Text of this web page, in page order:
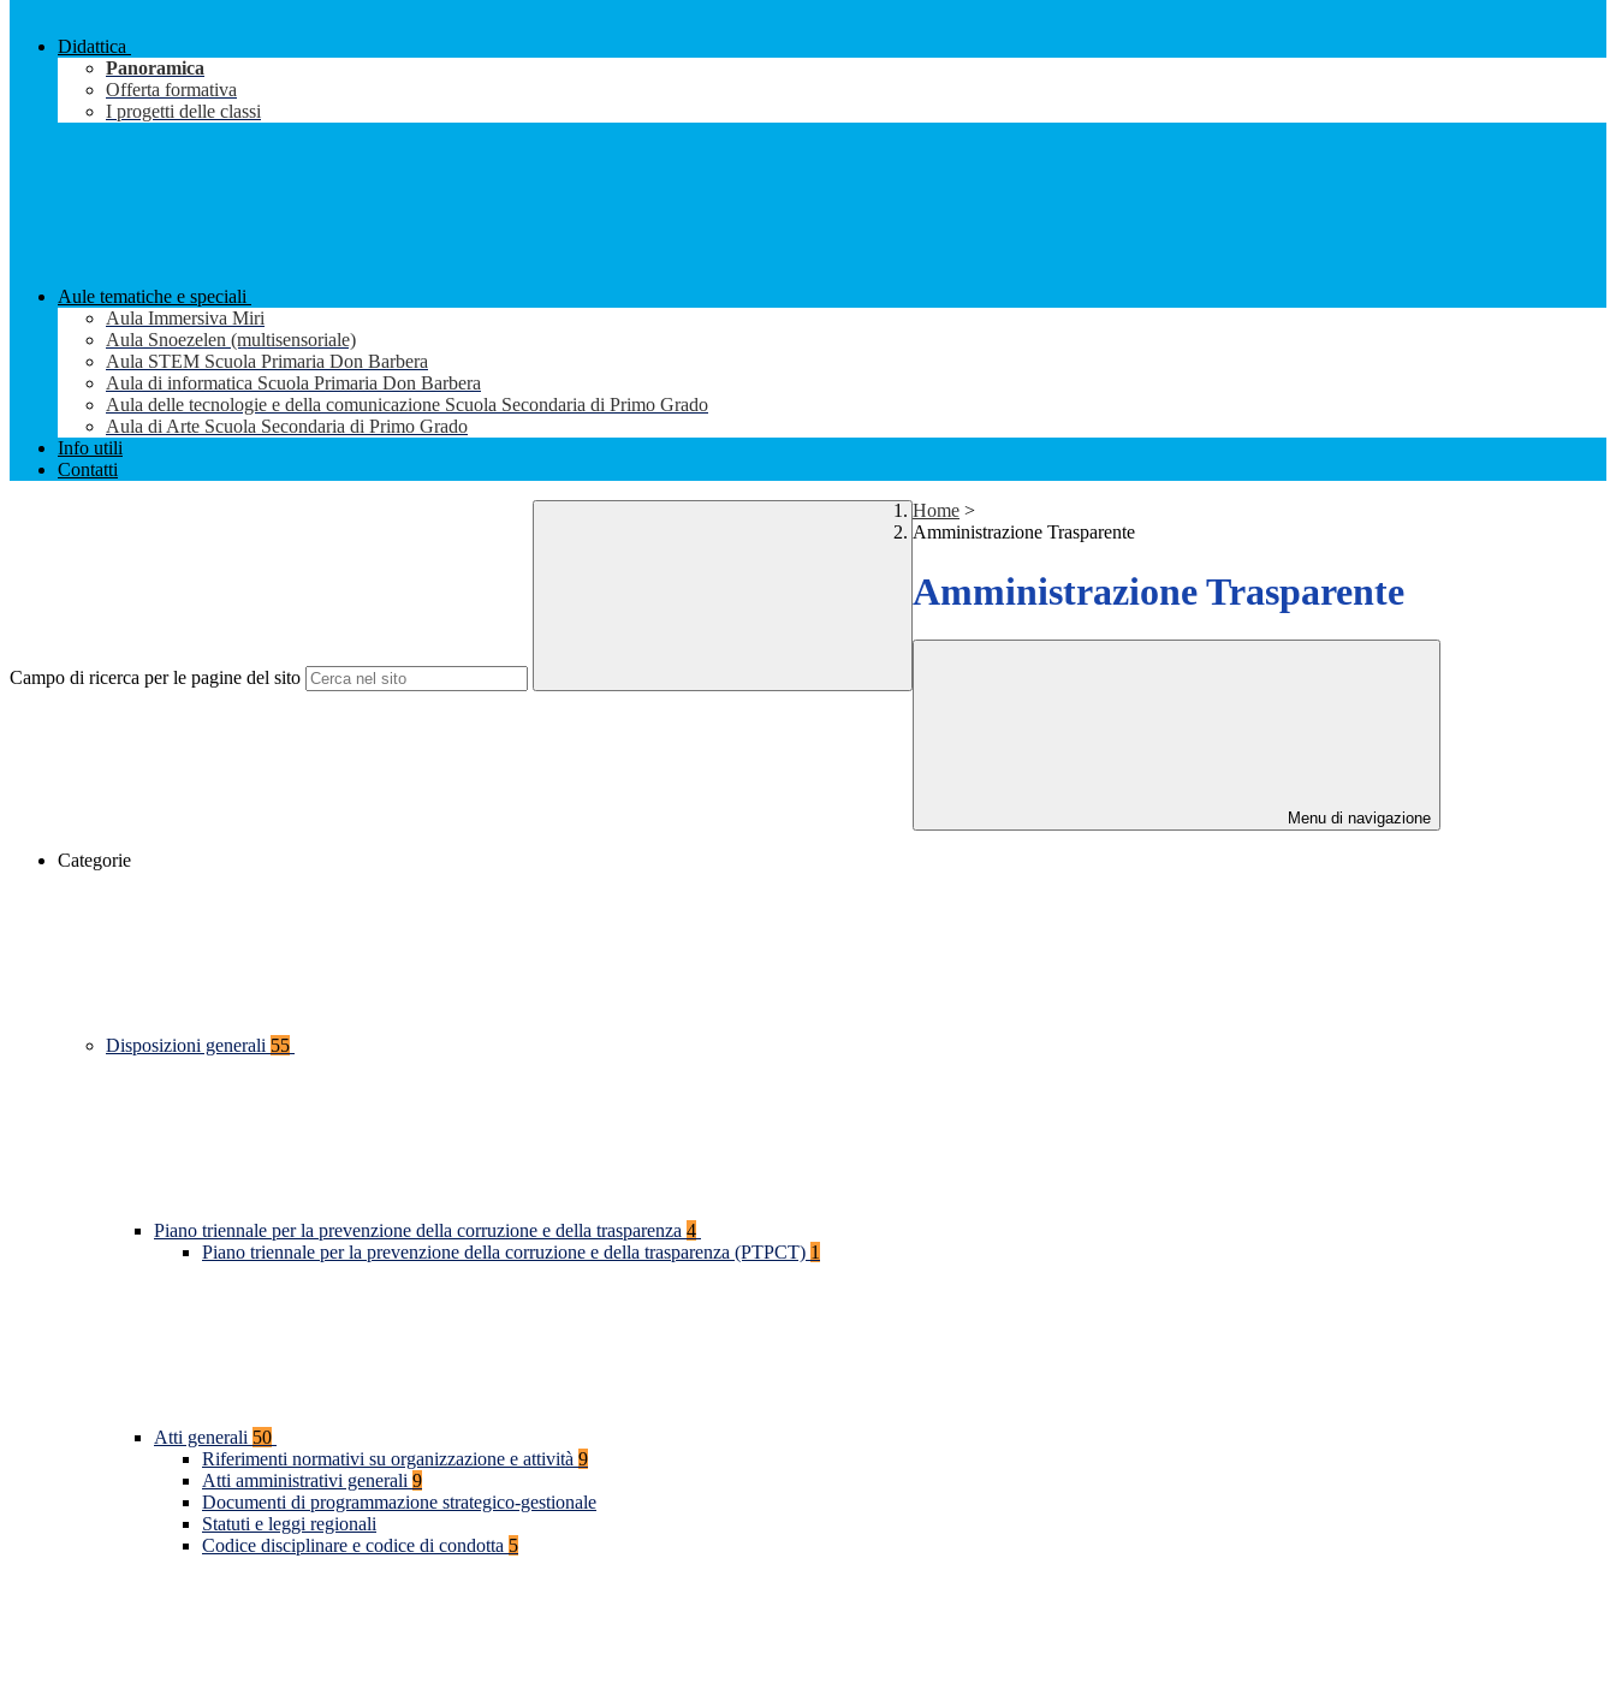
Didattica
Panoramica
Offerta formativa
I progetti delle classi
Aule tematiche e speciali
Aula Immersiva Miri
Aula Snoezelen (multisensoriale)
Aula STEM Scuola Primaria Don Barbera
Aula di informatica Scuola Primaria Don Barbera
Aula delle tecnologie e della comunicazione Scuola Secondaria di Primo Grado
Aula di Arte Scuola Secondaria di Primo Grado
Info utili
Contatti
Campo di ricerca per le pagine del sito
Home >
Amministrazione Trasparente
Amministrazione Trasparente
Menu di navigazione
Categorie
Disposizioni generali 55
Piano triennale per la prevenzione della corruzione e della trasparenza 4
Piano triennale per la prevenzione della corruzione e della trasparenza (PTPCT) 1
Atti generali 50
Riferimenti normativi su organizzazione e attività 9
Atti amministrativi generali 9
Documenti di programmazione strategico-gestionale
Statuti e leggi regionali
Codice disciplinare e codice di condotta 5